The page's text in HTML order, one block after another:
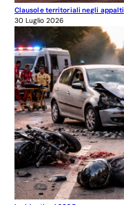
Clausole territoriali negli appalti
30 Luglio 2026